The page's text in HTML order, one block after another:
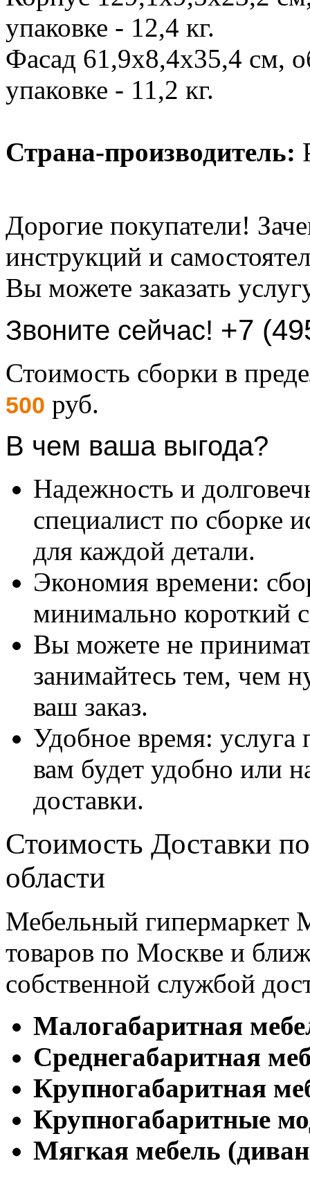
упаковке - 12,4 кг.
Фасад 61,9х8,4х35,4 см,
упаковке - 11,2 кг.
Страна-производитель:
Дорогие покупатели!
инструкций и
Вы можете заказать
Звоните сейчас! +7
Стоимость сборки в
500 руб.
В чем ваша выгода?
Надежность и
специалист по сборке
для каждой детали.
Экономия времени:
минимально короткий
Вы можете не
занимайтесь тем, чем
ваш заказ.
Удобное время: услуга
вам будет удобно или
доставки.
Стоимость Доставки
области
Мебельный гипермаркет
товаров по Москве и
собственной службой
Малогабаритная
Cреднегабаритная
Крупногабаритная
Крупногабаритные
Мягкая мебель